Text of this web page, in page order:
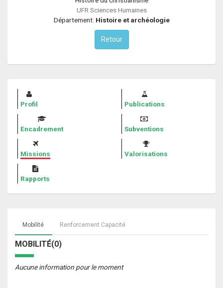
UFR Sciences Humaines
Département: Histoire et archéologie
Retour
Profil Publications
Encadrement Subventions
Missions Valorisations
Rapports
Mobilité Renforcement Capacité
MOBILITÉ(0)
Aucune information pour le moment